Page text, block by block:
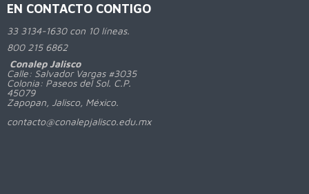
EN CONTACTO CONTIGO
33 3134-1630 con 10 líneas.
800215 6862
Conalep Jalisco
Calle: Salvador Vargas #3035
Colonia: Paseos del Sol. C.P.
45079
Zapopan, Jalisco, México.
contacto@conalepjalisco.edu.mx